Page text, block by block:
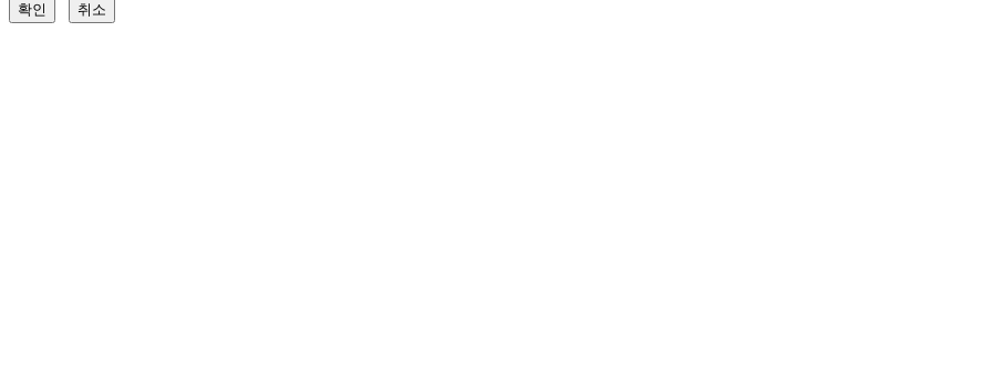
확인 취소